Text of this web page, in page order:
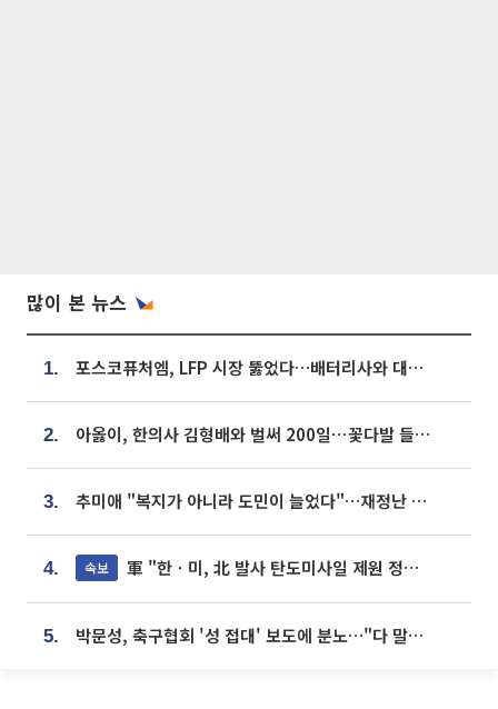
많이 본 뉴스
1. 포스코퓨처엠, LFP 시장 뚫었다…배터리사와 대규모 장기 공급 합의
2. 아옳이, 한의사 김형배와 벌써 200일⋯꽃다발 들고 "프러포즈 아냐"
3. 추미애 "복지가 아니라 도민이 늘었다"…재정난 책임론 정면돌파
4. 속보 軍 "한ㆍ미, 北 발사 탄도미사일 제원 정밀분석 중"
5. 박문성, 축구협회 '성 접대' 보도에 분노…"다 말아먹으려고 작정했나"